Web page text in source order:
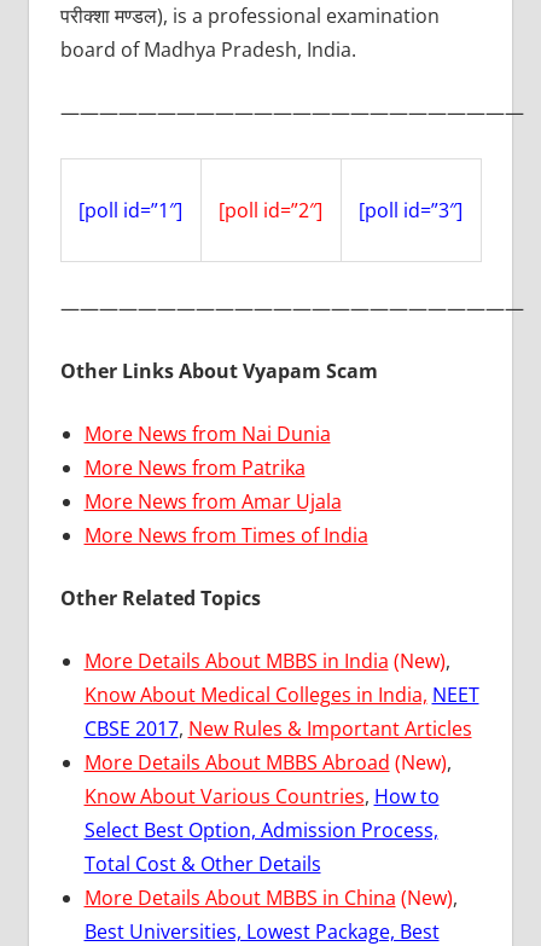
परीक्शा मण्डल), is a professional examination
board of Madhya Pradesh, India.
————————————————————————
[poll id=”1″] [poll id=”2″] [poll id=”3″]
————————————————————————
Other Links About Vyapam Scam
More News from Nai Dunia
More News from Patrika
More News from Amar Ujala
More News from Times of India
Other Related Topics
More Details About MBBS in India (New),
Know About Medical Colleges in India, NEET
CBSE 2017, New Rules & Important Articles
More Details About MBBS Abroad (New),
Know About Various Countries, How to
Select Best Option, Admission Process,
Total Cost & Other Details
More Details About MBBS in China (New),
Best Universities, Lowest Package, Best